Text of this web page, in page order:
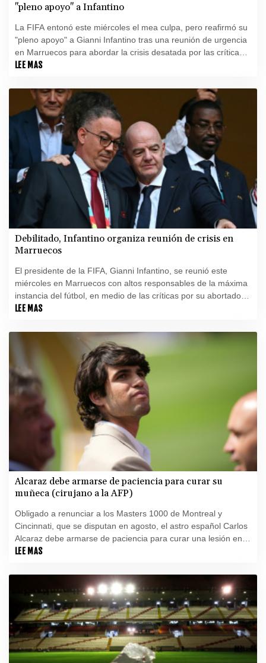
"pleno apoyo" a Infantino
La FIFA entonó este miércoles el mea culpa, pero reafirmó su
"pleno apoyo" a Gianni Infantino tras una reunión de urgencia
en Marruecos para abordar la crisis desatada por las críticas
al proyecto, finalmente abortado, de abrir la institución a la
LEE MAS
Debilitado, Infantino organiza reunión de crisis en
Marruecos
El presidente de la FIFA, Gianni Infantino, se reunió este
miércoles en Marruecos con altos responsables de la máxima
instancia del fútbol, en medio de las críticas por su abortado
proyecto de abrir la institución a la inversión privada.
LEE MAS
Alcaraz debe armarse de paciencia para curar su
muñeca (cirujano a la AFP)
Obligado a renunciar a los Masters 1000 de Montreal y
Cincinnati, que se disputan en agosto, el astro español Carlos
Alcaraz debe armarse de paciencia para curar una lesión en la
muñeca "muy frecuente" entre los tenistas y que, si se vuelve
Mathoulin, cirujano especialista de la mano y la muñeca.
LEE MAS